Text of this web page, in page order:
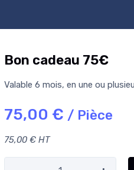
Bon cadeau 75€
Valable 6 mois, en une ou
75,00 € / Pièce
75,00 € HT